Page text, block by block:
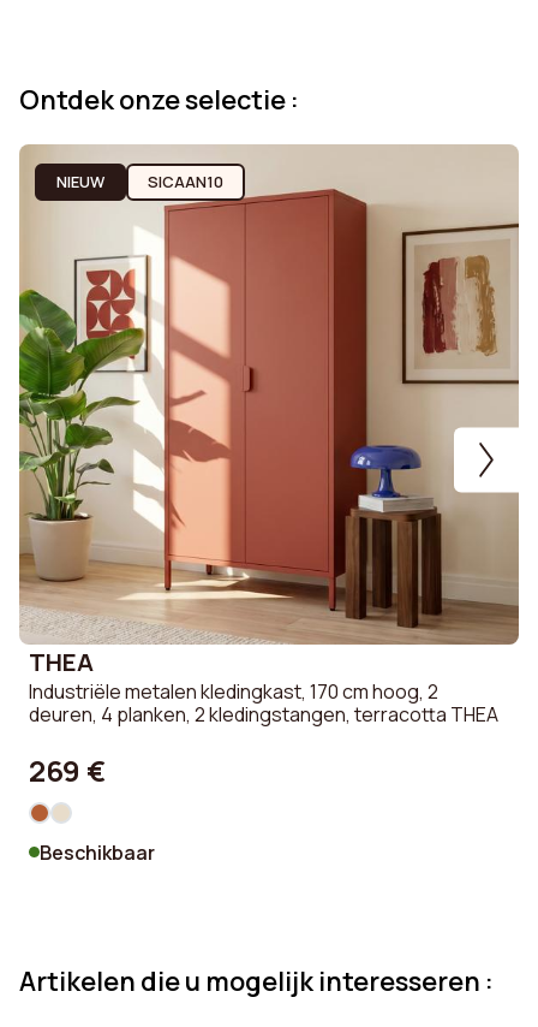
Ontdek onze selectie :
NIEUW SICAAN10
THEA
Industriële metalen kledingkast, 170 cm hoog, 2
deuren, 4 planken, 2 kledingstangen, terracotta THEA
269 €
Beschikbaar
Artikelen die u mogelijk interesseren :